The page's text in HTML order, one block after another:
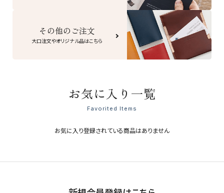
その他のご注文
大口注文やオリジナル品はこちら
お気に入り一覧
Favorited Items
お気に入り登録されている商品はありません